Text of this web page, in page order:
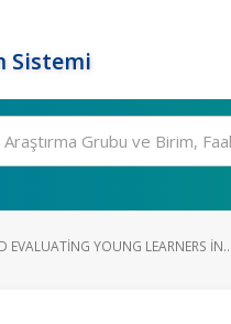
Sistemi
EVALUATING YOUNG LEARNERS IN...